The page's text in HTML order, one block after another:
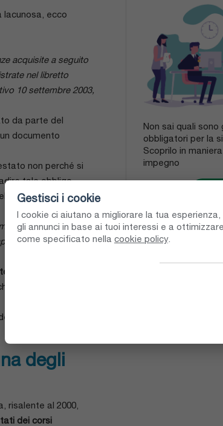
lacunosa, ecco
acquisite a seguito
nel libretto
10 settembre 2003,
da parte del
documento
non perché si
tale obbligo
informazioni.
e linee applicative
2008, n. 81, e
di formazione in
abbiano
se da quel "è
degli
risalente al 2000,
dei corsi
Non sai quali sono
obbligatori per la
Scoprilo in
impegno
Gestisci i cookie
I cookie ci aiutano a migliorare la tua
gli annunci in base ai tuoi interessi e a
come specificato nella cookie policy.